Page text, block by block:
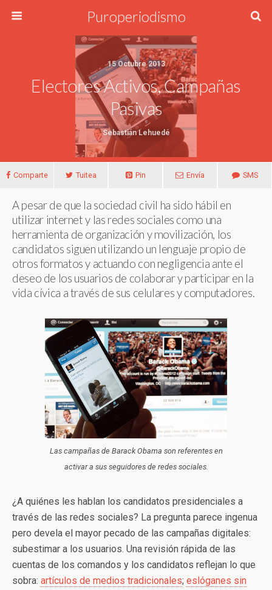
Puroperiodismo
15 Octubre 2013
Electores Activos, Campañas
Pasivas
Sebastián Lehuedé
Comparte Tuitea Pin Envía SMS
A pesar de que la sociedad civil ha sido hábil en
utilizar internet y las redes sociales como una
herramienta de organización y movilización, los
candidatos siguen utilizando un lenguaje propio de
otros formatos y actuando con negligencia ante el
deseo de los usuarios de colaborar y participar en la
vida cívica a través de sus celulares y computadores.
Las campañas de Barack Obama son referentes en
activar a sus seguidores de redes sociales.
¿A quiénes les hablan los candidatos presidenciales a
través de las redes sociales? La pregunta parece ingenua
pero devela el mayor pecado de las campañas digitales:
subestimar a los usuarios. Una revisión rápida de las
cuentas de los comandos y los candidatos reflejan lo que
sobra: artículos de medios tradicionales; eslóganes sin